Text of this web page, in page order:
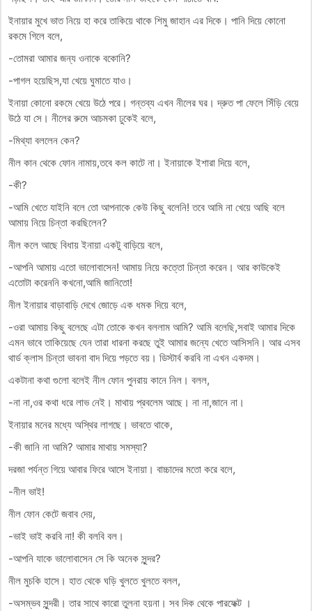
ইনায়ার মুখে ভাত নিয়ে হা করে তাকিয়ে থাকে শিমু জাহান এর দিকে। পানি দিয়ে কোনো
রকমে গিলে বলে,
-তোমরা আমার জন্য ওনাকে বকোনি?
-পাগল হয়েছিস,যা খেয়ে ঘুমাতে যাও।
ইনায়া কোনো রকমে খেয়ে উঠে পরে। গন্তব্য এখন নীলের ঘর। দ্রুত পা ফেলে সিঁড়ি বেয়ে
উঠে যা সে। নীলের রুমে আচমকা ঢুকেই বলে,
-মিথ্যা বললেন কেন?
নীল কান থেকে ফোন নামায়,তবে কল কাটে না। ইনায়াকে ইশারা দিয়ে বলে,
-কী?
-আমি খেতে যাইনি বলে তো আপনাকে কেউ কিছু বলেনি! তবে আমি না খেয়ে আছি বলে
আমায় নিয়ে চিন্তা করছিলেন?
নীল কলে আছে বিধায় ইনায়া একটু বাড়িয়ে বলে,
-আপনি আমায় এতো ভালোবাসেন! আমায় নিয়ে কত্তো চিন্তা করেন। আর কাউকেই
এতোটা করেননি কখনো,আমি জানিতো!
নীল ইনায়ার বাড়াবাড়ি দেখে জোড়ে এক ধমক দিয়ে বলে,
-ওরা আমায় কিছু বলেছে এটা তোকে কখন বললাম আমি? আমি বলেছি,সবাই আমার দিকে
এমন ভাবে তাকিয়েছে যেন তারা ধারনা করছে তুই আমার জন্যে খেতে আসিসনি। আর এসব
থার্ড ক্লাস চিন্তা ভাবনা বাদ দিয়ে পড়তে বয়। ডিস্টার্ব করবি না এখন একদম।
একটানা কথা গুলো বলেই নীল ফোন পুনরায় কানে নিল। বলল,
-না না,ওর কথা ধরে লাভ নেই। মাথায় প্রবলেম আছে। না না,জানে না।
ইনায়ার মনের মধ্যে অস্থির লাগছে। ভাবতে থাকে,
-কী জানি না আমি? আমার মাথায় সমস্যা?
দরজা পর্যন্ত গিয়ে আবার ফিরে আসে ইনায়া। বাচ্চাদের মতো করে বলে,
-নীল ভাই!
নীল ফোন কেটে জবাব দেয়,
-ভাই ভাই করবি না! কী বলবি বল।
-আপনি যাকে ভালোবাসেন সে কি অনেক সুন্দর?
নীল মুচকি হাসে। হাত থেকে ঘড়ি খুলতে খুলতে বলল,
-অসম্ভব সুন্দরী। তার সাথে কারো তুলনা হয়না। সব দিক থেকে পারফেক্ট ।